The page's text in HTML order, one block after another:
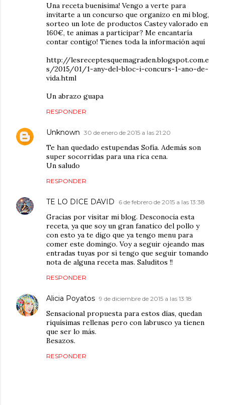
Una receta buenísima! Vengo a verte para
invitarte a un concurso que organizo en mi blog,
sorteo un lote de productos Castey valorado en
160€, te animas a participar? Me encantaría
contar contigo! Tienes toda la información aquí
http://lesreceptesquemagraden.blogspot.com.e
s/2015/01/1-any-del-bloc-i-concurs-1-ano-de-
vida.html
Un abrazo guapa
RESPONDER
Unknown 30 de enero de 2015 a las 21:20
Te han quedado estupendas Sofía. Además son
super socorridas para una rica cena.
Un saludo
RESPONDER
TE LO DICE DAVID 6 de febrero de 2015 a las 13:38
Gracias por visitar mi blog. Desconocia esta
receta, ya que soy un gran fanatico del pollo y
con esto ya te digo que ya tengo menu para
comer este domingo. Voy a seguir ojeando mas
entradas tuyas por si tengo que seguir tomando
nota de alguna receta mas. Saluditos !!
RESPONDER
Alicia Poyatos 9 de diciembre de 2015 a las 13:18
Sensacional propuesta para estos días, quedan
riquísimas rellenas pero con labrusco ya tienen
que ser lo más.
Besazos.
RESPONDER